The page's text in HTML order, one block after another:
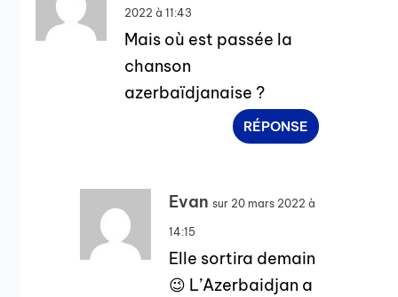
2022 à 11:43
Mais où est passée la
chanson
azerbaïdjanaise ?
RÉPONSE
Evan sur 20 mars 2022 à
14:15
Elle sortira demain
😉 L’Azerbaidjan a